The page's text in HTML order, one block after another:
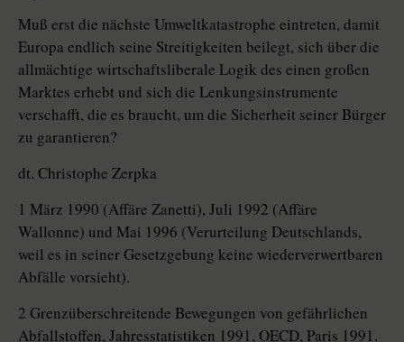
Muß erst die nächste Umweltkatastrophe eintreten, damit
Europa endlich seine Streitigkeiten beilegt, sich über die
allmächtige wirtschaftsliberale Logik des einen großen
Marktes erhebt und sich die Lenkungsinstrumente
verschafft, die es braucht, um die Sicherheit seiner Bürger
zu garantieren?
dt. Christophe Zerpka
1 März 1990 (Affäre Zanetti), Juli 1992 (Affäre
Wallonne) und Mai 1996 (Verurteilung Deutschlands,
weil es in seiner Gesetzgebung keine wiederverwertbaren
Abfälle vorsieht).
2 Grenzüberschreitende Bewegungen von gefährlichen
Abfallstoffen, Jahresstatistiken 1991, OECD, Paris 1991.